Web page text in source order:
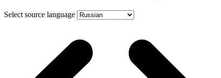
Select source language